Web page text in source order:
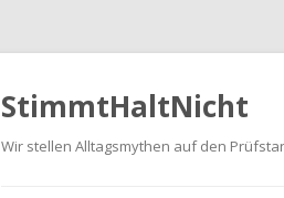
StimmtHaltNicht
Wir stellen Alltagsmythen auf den